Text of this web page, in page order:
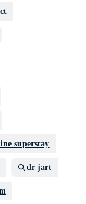
superstay
dr jart